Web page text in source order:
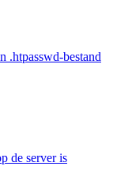
.htpasswd-bestand
de server is